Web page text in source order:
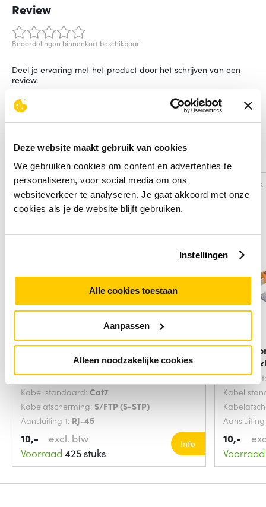
Deze website maakt gebruik van cookies
We gebruiken cookies om content en advertenties te
personaliseren, voor social media om ons
websiteverkeer te analyseren. Je gaat akkoord met onze
cookies als je de website blijft gebruiken.
Instellingen
Alle cookies toestaan
Aanpassen
Alleen noodzakelijke cookies
Review
Beoordelingen binnenkort beschikbaar
Deel je ervaring met het product door het schrijven van een
review.
Schrijf een review
Vergelijk
Microconnect SFTP702G
netwerkkabel Groen 2
Snoerlengte:2 Meters
Kabel standaard: Cat7
Kabelafscherming: S/FTP (S-STP)
Aansluiting 1: RJ-45
10,-
excl. btw
Voorraad 425 stuks
Info
Vergelijk
Kabel
10,-
Voorraad